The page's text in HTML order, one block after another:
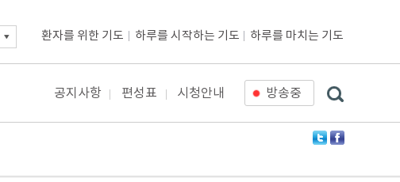
환자를 위한 기도 하루를 시작하는 기도 하루를 마치는 기도
공지사항 편성표 시청안내 방송중